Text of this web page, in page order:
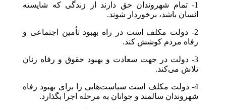
1- تمام شهروندان حق دارند از زندگی که شایسته
انسان باشد، برخوردار شوند.
2- دولت مکلف است در راه بهبود تأمین اجتماعی و
رفاه مردم کوشش کند.
3- دولت در جهت سعادت و بهبود حقوق و رفاه زنان
تلاش می‌کند.
4- دولت مکلف است سیاست‌هایی را برای بهبود رفاه
شهروندان سالمند و جوانان به مرحله اجرا بگذارد.